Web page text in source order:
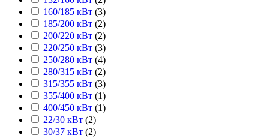
160/185 кВт (3)
185/200 кВт (2)
200/220 кВт (2)
220/250 кВт (3)
250/280 кВт (4)
280/315 кВт (2)
315/355 кВт (3)
355/400 кВт (1)
400/450 кВт (1)
22/30 кВт (2)
30/37 кВт (2)